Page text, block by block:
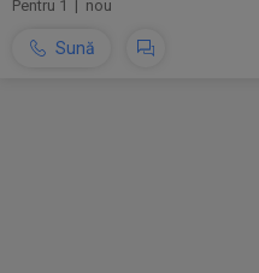
Pentru 1 | nou
Sună